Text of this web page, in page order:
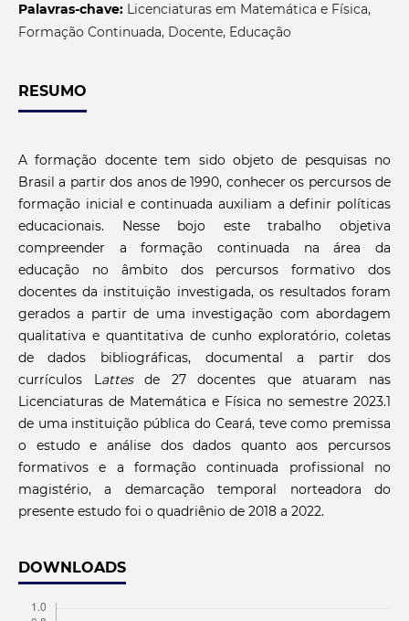
Palavras-chave: Licenciaturas em Matemática e Física,
Formação Continuada, Docente, Educação
RESUMO
A formação docente tem sido objeto de pesquisas no
Brasil a partir dos anos de 1990, conhecer os percursos de
formação inicial e continuada auxiliam a definir políticas
educacionais. Nesse bojo este trabalho objetiva
compreender a formação continuada na área da
educação no âmbito dos percursos formativo dos
docentes da instituição investigada, os resultados foram
gerados a partir de uma investigação com abordagem
qualitativa e quantitativa de cunho exploratório, coletas
de dados bibliográficas, documental a partir dos
currículos Lattesde 27 docentes que atuaram nas
Licenciaturas de Matemática e Física no semestre 2023.1
de uma instituição pública do Ceará, teve como premissa
o estudo e análise dos dados quanto aos percursos
formativos e a formação continuada profissional no
magistério, a demarcação temporal norteadora do
presente estudo foi o quadriênio de 2018 a 2022.
DOWNLOADS